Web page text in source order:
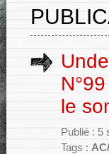
le
Publié : 5
Tags :